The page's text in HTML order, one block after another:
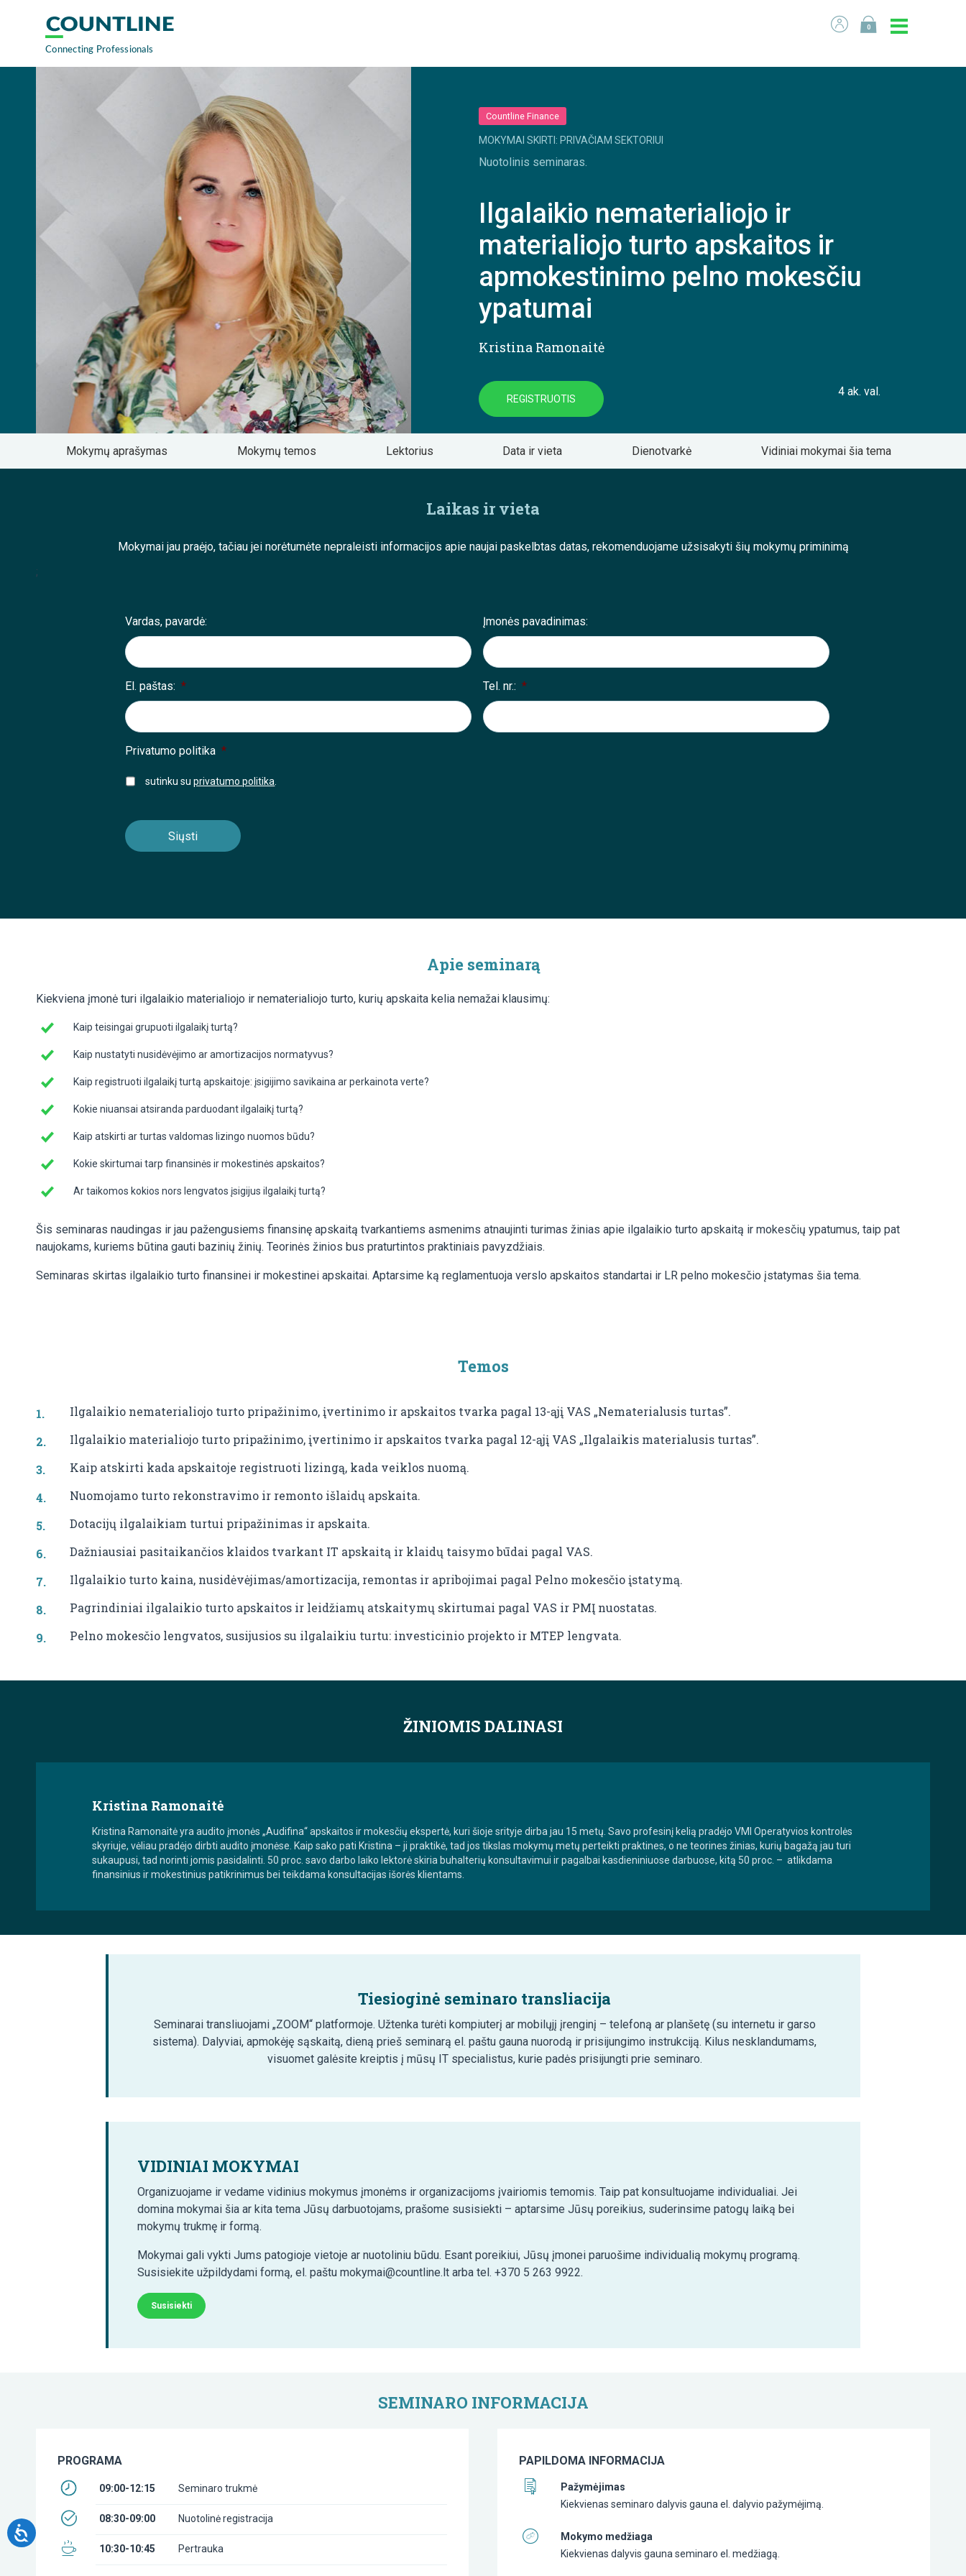
0
Countline Finance
MOKYMAI SKIRTI: PRIVAČIAM SEKTORIUI
Nuotolinis seminaras.
Ilgalaikio nematerialiojo ir
materialiojo turto apskaitos ir
apmokestinimo pelno mokesčiu
ypatumai
Kristina Ramonaitė
REGISTRUOTIS
4 ak. val.
Mokymų aprašymas Mokymų temos Lektorius Data ir vieta Dienotvarkė Vidiniai mokymai šia tema
Laikas ir vieta
Mokymai jau praėjo, tačiau jei norėtumėte nepraleisti informacijos apie naujai paskelbtas datas, rekomenduojame užsisakyti šių mokymų priminimą
;
Vardas, pavardė: Įmonės pavadinimas:
El. paštas: * Tel. nr.: *
Privatumo politika *
sutinku suprivatumo politika
Apie seminarą
Kiekviena įmonė turi ilgalaikio materialiojo ir nematerialiojo turto, kurių apskaita kelia nemažai klausimų:
Kaip teisingai grupuoti ilgalaikį turtą?
Kaip nustatyti nusidėvėjimo ar amortizacijos normatyvus?
Kaip registruoti ilgalaikį turtą apskaitoje: įsigijimo savikaina ar perkainota verte?
Kokie niuansai atsiranda parduodant ilgalaikį turtą?
Kaip atskirti ar turtas valdomas lizingo nuomos būdu?
Kokie skirtumai tarp finansinės ir mokestinės apskaitos?
Ar taikomos kokios nors lengvatos įsigijus ilgalaikį turtą?
Šis seminaras naudingas ir jau pažengusiems finansinę apskaitą tvarkantiems asmenims atnaujinti turimas žinias apie ilgalaikio turto apskaitą ir mokesčių ypatumus, taip pat
naujokams, kuriems būtina gauti bazinių žinių. Teorinės žinios bus praturtintos praktiniais pavyzdžiais.
Seminaras skirtas ilgalaikio turto finansinei ir mokestinei apskaitai. Aptarsime ką reglamentuoja verslo apskaitos standartai ir LR pelno mokesčio įstatymas šia tema.
Temos
Ilgalaikio nematerialiojo turto pripažinimo, įvertinimo ir apskaitos tvarka pagal 13-ąjį VAS „Nematerialusis turtas”.
Ilgalaikio materialiojo turto pripažinimo, įvertinimo ir apskaitos tvarka pagal 12-ąjį VAS „Ilgalaikis materialusis turtas”.
Kaip atskirti kada apskaitoje registruoti lizingą, kada veiklos nuomą.
Nuomojamo turto rekonstravimo ir remonto išlaidų apskaita.
Dotacijų ilgalaikiam turtui pripažinimas ir apskaita.
Dažniausiai pasitaikančios klaidos tvarkant IT apskaitą ir klaidų taisymo būdai pagal VAS.
Ilgalaikio turto kaina, nusidėvėjimas/amortizacija, remontas ir apribojimai pagal Pelno mokesčio įstatymą.
Pagrindiniai ilgalaikio turto apskaitos ir leidžiamų atskaitymų skirtumai pagal VAS ir PMĮ nuostatas.
Pelno mokesčio lengvatos, susijusios su ilgalaikiu turtu: investicinio projekto ir MTEP lengvata.
ŽINIOMIS DALINASI
Kristina Ramonaitė
Kristina Ramonaitė yra audito įmonės „Audifina“ apskaitos ir mokesčių ekspertė, kuri šioje srityje dirba jau 15 metų. Savo profesinį kelią pradėjo VMI Operatyvios kontrolės
skyriuje, vėliau pradėjo dirbti audito įmonėse. Kaip sako pati Kristina – ji praktikė, tad jos tikslas mokymų metų perteikti praktines, o ne teorines žinias, kurių bagažą jau turi
sukaupusi, tad norinti jomis pasidalinti. 50 proc. savo darbo laiko lektorė skiria buhalterių konsultavimui ir pagalbai kasdieniniuose darbuose, kitą 50 proc. – atlikdama
finansinius ir mokestinius patikrinimus bei teikdama konsultacijas išorės klientams.
Tiesioginė seminaro transliacija
Seminarai transliuojami „ZOOM“ platformoje. Užtenka turėti kompiuterį ar mobilųjį įrenginį – telefoną ar planšetę (su internetu ir garso
sistema). Dalyviai, apmokėję sąskaitą, dieną prieš seminarą el. paštu gauna nuorodą ir prisijungimo instrukciją. Kilus nesklandumams,
visuomet galėsite kreiptis į mūsų IT specialistus, kurie padės prisijungti prie seminaro.
VIDINIAI MOKYMAI
Organizuojame ir vedame vidinius mokymus įmonėms ir organizacijoms įvairiomis temomis. Taip pat konsultuojame individualiai. Jei
domina mokymai šia ar kita tema Jūsų darbuotojams, prašome susisiekti – aptarsime Jūsų poreikius, suderinsime patogų laiką bei
mokymų trukmę ir formą.
Mokymai gali vykti Jums patogioje vietoje ar nuotoliniu būdu. Esant poreikiui, Jūsų įmonei paruošime individualią mokymų programą.
Susisiekite užpildydami formą, el. paštu mokymai@countline.lt arba tel. +370 5 263 9922.
Susisiekti
SEMINARO INFORMACIJA
PROGRAMA
09:00-12:15 Seminaro trukmė
08:30-09:00 Nuotolinė registracija
10:30-10:45 Pertrauka
PAPILDOMA INFORMACIJA
Pažymėjimas
Kiekvienas seminaro dalyvis gauna el. dalyvio pažymėjimą.
Mokymo medžiaga
Kiekvienas dalyvis gauna seminaro el. medžiagą.